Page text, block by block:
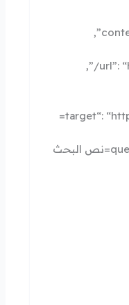
“target“: “http://sitesuccessful.com/?s=
“query-input”: “required name=نص البحث